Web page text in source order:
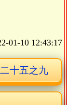
01-10 12:43:17
十五之九